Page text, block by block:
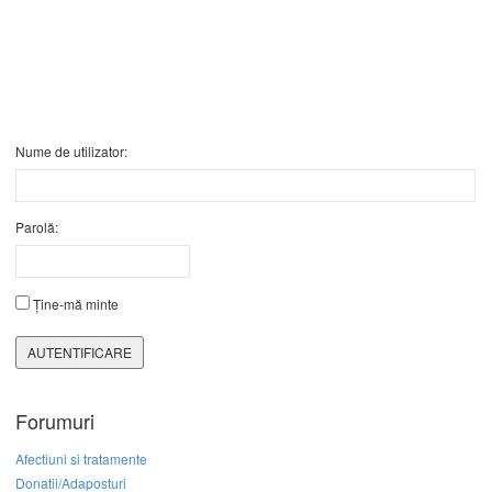
Nume de utilizator:
Parolă:
Ține-mă minte
AUTENTIFICARE
Forumuri
Afectiuni si tratamente
Donatii/Adaposturi